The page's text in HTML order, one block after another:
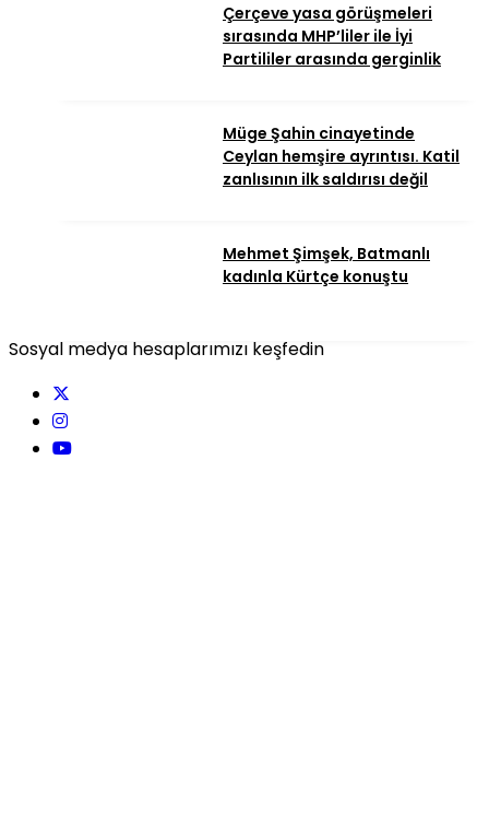
Çerçeve yasa görüşmeleri
sırasında MHP’liler ile İyi
Partililer arasında gerginlik
Müge Şahin cinayetinde
Ceylan hemşire ayrıntısı. Katil
zanlısının ilk saldırısı değil
Mehmet Şimşek, Batmanlı
kadınla Kürtçe konuştu
Sosyal medya hesaplarımızı keşfedin